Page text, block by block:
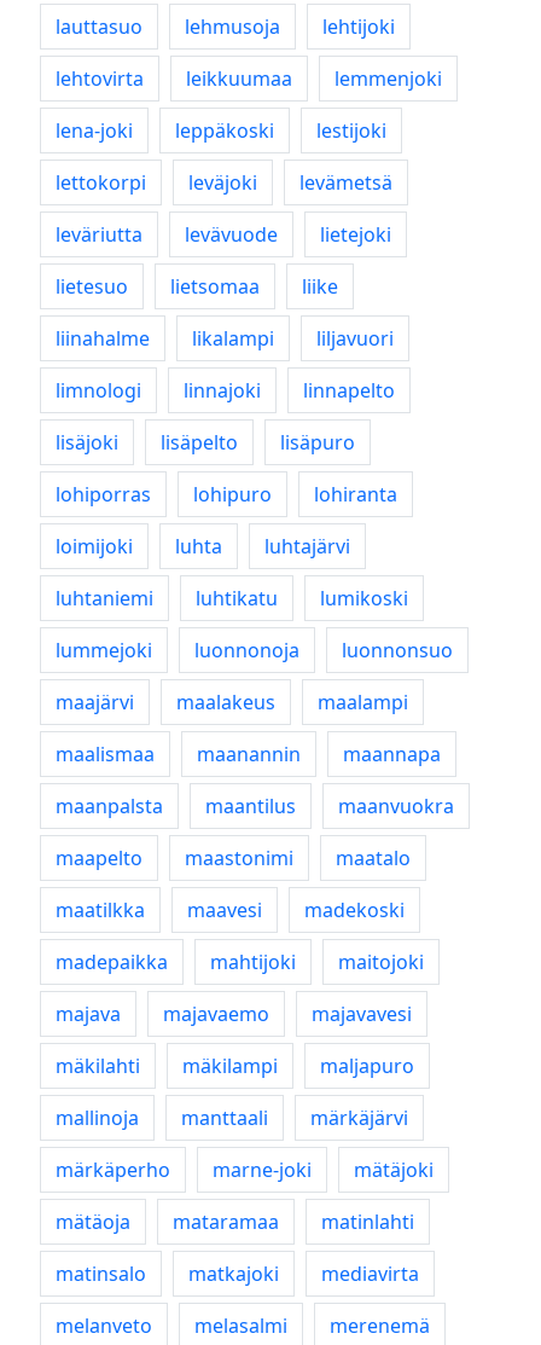
lauttasuo
lehmusoja
lehtijoki
lehtovirta
leikkuumaa
lemmenjoki
lena-joki
leppäkoski
lestijoki
lettokorpi
leväjoki
levämetsä
leväriutta
levävuode
lietejoki
lietesuo
lietsomaa
liike
liinahalme
likalampi
liljavuori
limnologi
linnajoki
linnapelto
lisäjoki
lisäpelto
lisäpuro
lohiporras
lohipuro
lohiranta
loimijoki
luhta
luhtajärvi
luhtaniemi
luhtikatu
lumikoski
lummejoki
luonnonoja
luonnonsuo
maajärvi
maalakeus
maalampi
maalismaa
maanannin
maannapa
maanpalsta
maantilus
maanvuokra
maapelto
maastonimi
maatalo
maatilkka
maavesi
madekoski
madepaikka
mahtijoki
maitojoki
majava
majavaemo
majavavesi
mäkilahti
mäkilampi
maljapuro
mallinoja
manttaali
märkäjärvi
märkäperho
marne-joki
mätäjoki
mätäoja
mataramaa
matinlahti
matinsalo
matkajoki
mediavirta
melanveto
melasalmi merenemä